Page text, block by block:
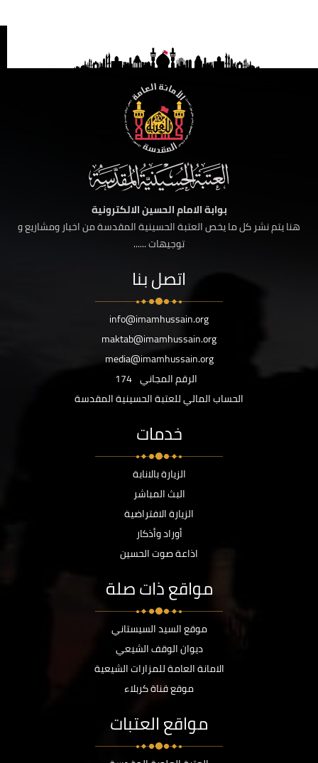
بوابة الامام الحسين الالكترونية
هنا يتم نشر كل ما يخص العتبة الحسينية المقدسة من اخبار ومشاريع و
توجيهات ......
اتصل بنا
info@imamhussain.org
maktab@imamhussain.org
media@imamhussain.org
الرقم المجاني 174
الحساب المالي للعتبة الحسينية المقدسة
خدمات
الزيارة بالانابة
البث المباشر
الزيارة الافتراضية
أوراد وأذكار
اذاعة صوت الحسين
مواقع ذات صلة
موقع السيد السيستاني
ديوان الوقف الشيعي
الامانة العامة للمزارات الشيعية
موقع قناة كربلاء
مواقع العتبات